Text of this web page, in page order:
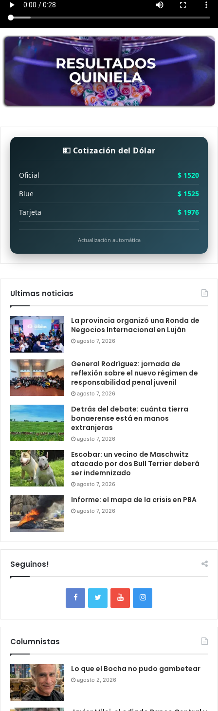
💵 Cotización del Dólar
Oficial
$ 1520
Blue
$ 1525
Tarjeta
$ 1976
Actualización automática
Ultimas noticias
La provincia organizó una Ronda de
Negocios Internacional en Luján
agosto 7, 2026
General Rodríguez: jornada de
reflexión sobre el nuevo régimen de
responsabilidad penal juvenil
agosto 7, 2026
Detrás del debate: cuánta tierra
bonaerense está en manos
extranjeras
agosto 7, 2026
Escobar: un vecino de Maschwitz
atacado por dos Bull Terrier deberá
ser indemnizado
agosto 7, 2026
Informe: el mapa de la crisis en PBA
agosto 7, 2026
Seguinos!
Columnistas
Lo que el Bocha no pudo gambetear
agosto 2, 2026